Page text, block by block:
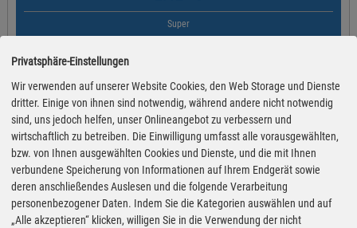
Super
Eschersheimer Landstr. 328
60320 Frankfurt Am Main
Super Preise in Junghof
Bester Super E10 Preis in
Junghof
2.069€
Privatsphäre-Einstellungen
Wir verwenden auf unserer Website Cookies, den Web Storage und Dienste
dritter. Einige von ihnen sind notwendig, während andere nicht notwendig
sind, uns jedoch helfen, unser Onlineangebot zu verbessern und
wirtschaftlich zu betreiben. Die Einwilligung umfasst alle vorausgewählten,
bzw. von Ihnen ausgewählten Cookies und Dienste, und die mit Ihnen
verbundene Speicherung von Informationen auf Ihrem Endgerät sowie
deren anschließendes Auslesen und die folgende Verarbeitung
personenbezogener Daten. Indem Sie die Kategorien auswählen und auf
„Alle akzeptieren“ klicken, willigen Sie in die Verwendung der nicht